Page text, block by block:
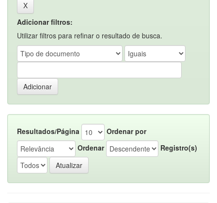
Adicionar filtros:
Utilizar filtros para refinar o resultado de busca.
Resultados/Página
Ordenar por
Ordenar
Registro(s)